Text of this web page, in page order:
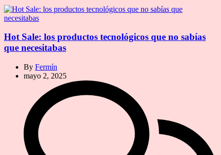
Hot Sale: los productos tecnológicos que no sabías
que necesitabas
By Fermín
mayo 2, 2025